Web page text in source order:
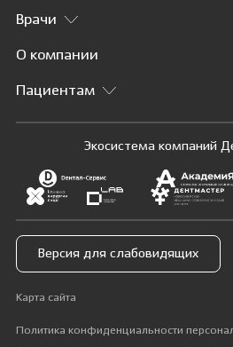
Врачи
О компании
Пациентам
Экосистема компаний
Версия для слабовидящих
Карта сайта
Политика конфиденциальности